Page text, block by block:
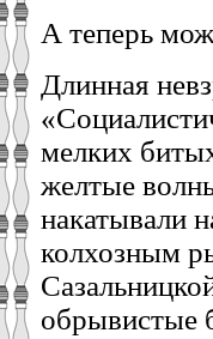
А теперь
Длинная
мелких
желтые
накатывали
колхозным
обрывистые